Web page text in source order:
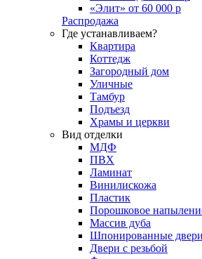
«Элит» от 60 000 р
Распродажа
Где устанавливаем?
Квартира
Коттедж
Загородный дом
Уличные
Тамбур
Подъезд
Храмы и церкви
Вид отделки
МДФ
ПВХ
Ламинат
Винилискожа
Пластик
Порошковое
Массив дуба
Шпонированные двери
Двери с резьбой